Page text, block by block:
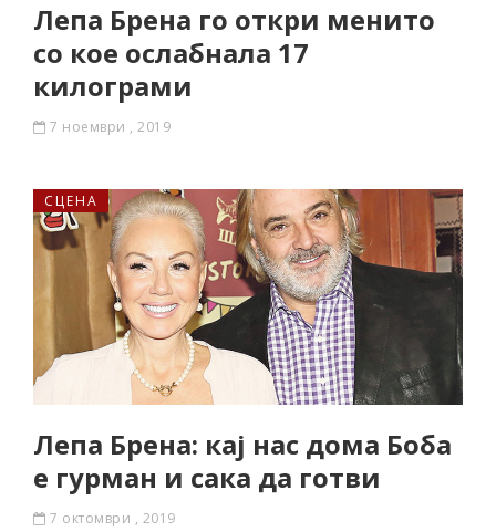
Лепа Брена го откри менито
со кое ослабнала 17
килограми
7 ноември , 2019
СЦЕНА
Лепа Брена: кај нас дома Боба
е гурман и сака да готви
7 октомври , 2019